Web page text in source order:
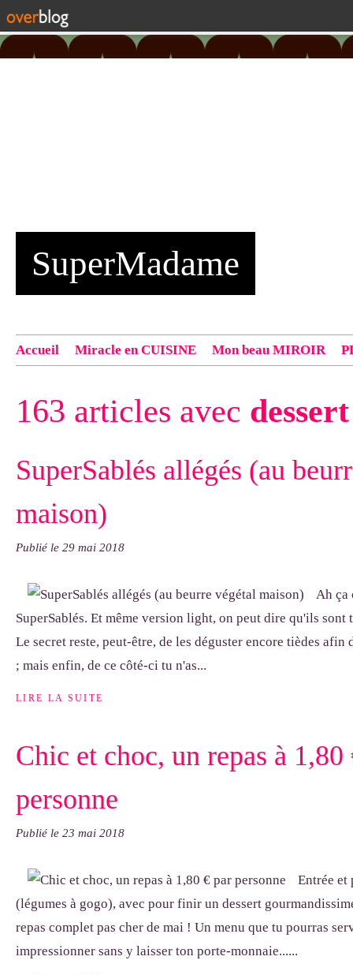
SuperMadame
Accueil Miracle en CUISINE Mon beau MIROIR
exemple : "Bonnet cloche From Annie", "Veste Rue
163 articles avec dessert
SuperSablés allégés (au
maison)
Publié le 29 mai 2018
Ah ça
SuperSablés. Et même version light, on peut dire qu'ils sont
Le secret reste, peut-être, de les déguster encore tièdes afin
; mais enfin, de ce côté-ci tu n'as...
LIRE LA SUITE
Chic et choc, un repas à 1,80
personne
Publié le 23 mai 2018
Entrée et
(légumes à gogo), avec pour finir un dessert
repas complet pas cher de mai ! Un menu que tu pourras
impressionner sans y laisser ton porte-monnaie......